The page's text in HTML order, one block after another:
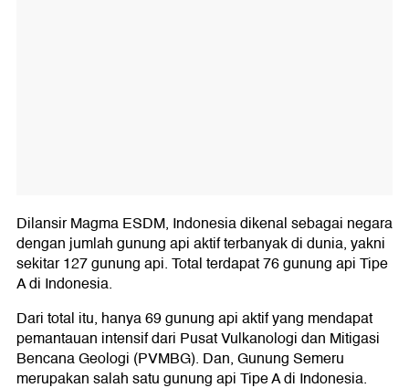
Dilansir Magma ESDM, Indonesia dikenal sebagai negara
dengan jumlah gunung api aktif terbanyak di dunia, yakni
sekitar 127 gunung api. Total terdapat 76 gunung api Tipe
A di Indonesia.
Dari total itu, hanya 69 gunung api aktif yang mendapat
pemantauan intensif dari Pusat Vulkanologi dan Mitigasi
Bencana Geologi (PVMBG). Dan, Gunung Semeru
merupakan salah satu gunung api Tipe A di Indonesia.